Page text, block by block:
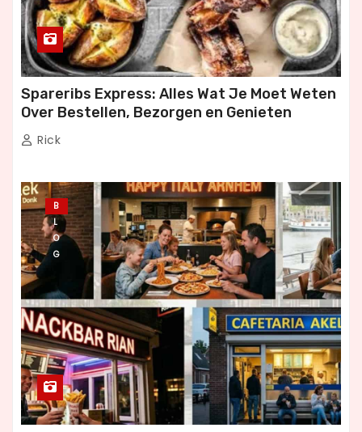
Spareribs Express: Alles Wat Je Moet Weten
Over Bestellen, Bezorgen en Genieten
Rick
B
L
O
G